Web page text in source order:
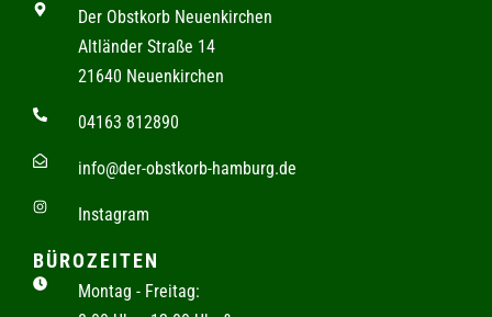
Der Obstkorb Neuenkirchen
Altländer Straße 14
21640 Neuenkirchen
04163 812890
info@der-obstkorb-hamburg.de
Instagram
BÜROZEITEN
Montag - Freitag: